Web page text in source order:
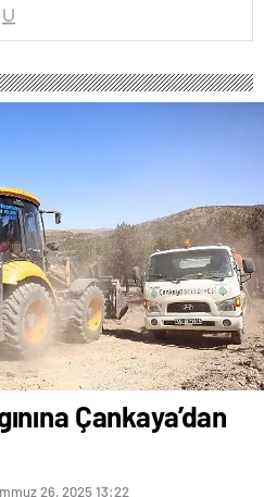
Çankaya’dan
26, 2025 13:22